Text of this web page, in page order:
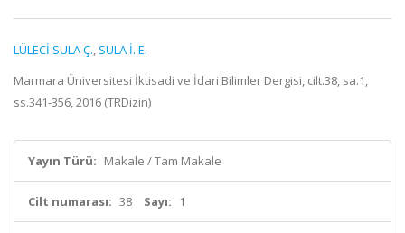
LÜLECİ SULA Ç., SULA İ. E.
Marmara Üniversitesi İktisadi ve İdari Bilimler Dergisi, cilt.38, sa.1,
ss.341-356, 2016 (TRDizin)
Yayın Türü: Makale / Tam Makale
Cilt numarası: 38 Sayı: 1